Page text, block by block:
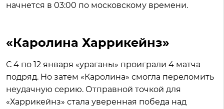
начнется в 03:00 по московскому времени.
«Каролина Харрикейнз»
С 4 по 12 января «ураганы» проиграли 4 матча
подряд. Но затем «Каролина» смогла переломить
неудачную серию. Отправной точкой для
«Харрикейнз» стала уверенная победа над